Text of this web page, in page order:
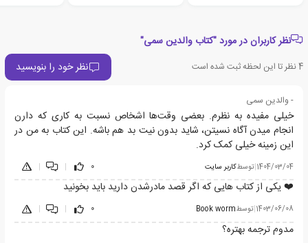
نظر کاربران در مورد "کتاب والدین سمی"
4 نظر تا این لحظه ثبت شده است نظر خود را بنویسید
- والدین سمی
خیلی مفیده به نظرم. بعضی وقت‌ها اشخاص نسبت به کاری که دارن
انجام میدن آگاه نسیتن، شاید بدون نیت بد هم باشه. این کتاب به من در
این زمینه خیلی کمک کرد.
1404/03/04
|توسطکاربر سایت 0
|
|
❤️ یکی از کتاب هایی که اگر قصد مادرشدن دارید باید بخونید
1403/06/08 توسطBook worm
0
مدوم ترجمه بهتره؟